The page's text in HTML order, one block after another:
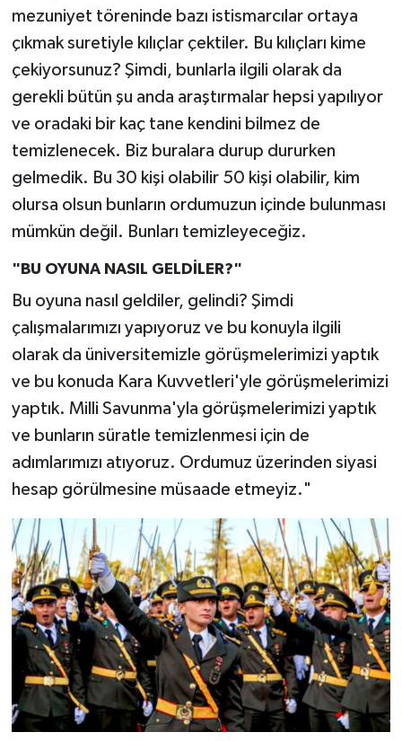
mezuniyet töreninde bazı istismarcılar ortaya
çıkmak suretiyle kılıçlar çektiler. Bu kılıçları kime
çekiyorsunuz? Şimdi, bunlarla ilgili olarak da
gerekli bütün şu anda araştırmalar hepsi yapılıyor
ve oradaki bir kaç tane kendini bilmez de
temizlenecek. Biz buralara durup dururken
gelmedik. Bu 30 kişi olabilir 50 kişi olabilir, kim
olursa olsun bunların ordumuzun içinde bulunması
mümkün değil. Bunları temizleyeceğiz.
"BU OYUNA NASIL GELDİLER?"
Bu oyuna nasıl geldiler, gelindi? Şimdi
çalışmalarımızı yapıyoruz ve bu konuyla ilgili
olarak da üniversitemizle görüşmelerimizi yaptık
ve bu konuda Kara Kuvvetleri'yle görüşmelerimizi
yaptık. Milli Savunma'yla görüşmelerimizi yaptık
ve bunların süratle temizlenmesi için de
adımlarımızı atıyoruz. Ordumuz üzerinden siyasi
hesap görülmesine müsaade etmeyiz."